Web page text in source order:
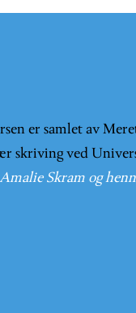
er samlet av
skriving ved
Skram og